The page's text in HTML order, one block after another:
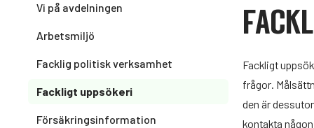
Vi på avdelningen
Arbetsmiljö
Facklig politisk verksamhet
Fackligt uppsökeri
Försäkringsinformation
Fackligt
frågor.
den är
kontakta